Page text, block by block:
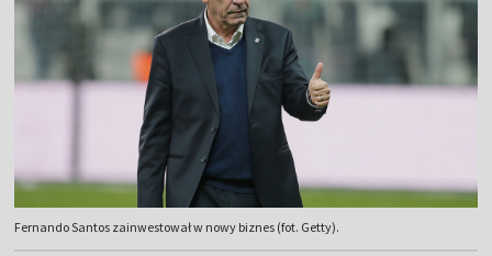
Fernando Santos zainwestował w nowy biznes (fot. Getty).